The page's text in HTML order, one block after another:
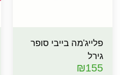
פלייג'מה בייבי סופר
גירל
₪155